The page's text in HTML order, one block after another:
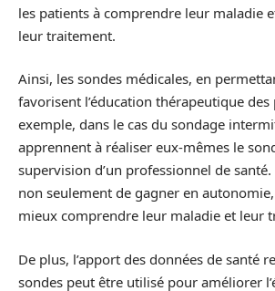
les patients à comprendre leur maladie
leur traitement.
Ainsi, les sondes médicales, en
favorisent l’éducation thérapeutique des
exemple, dans le cas du sondage
apprennent à réaliser eux-mêmes le
supervision d’un professionnel de
non seulement de gagner en
mieux comprendre leur maladie et leur
De plus, l’apport des données de santé
sondes peut être utilisé pour améliorer